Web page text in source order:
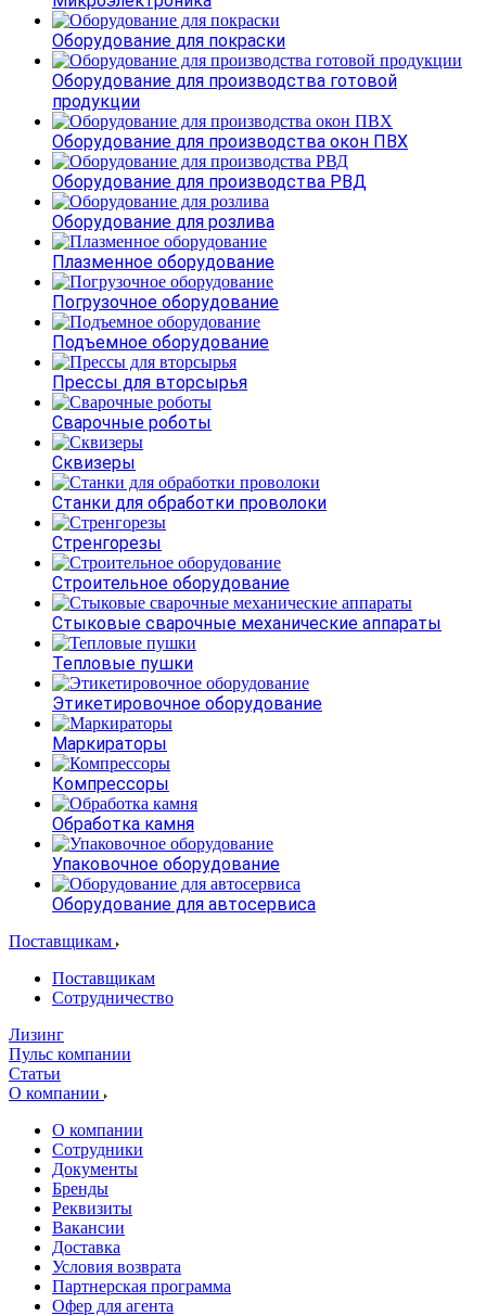
Оборудование для покраски
Оборудование для производства готовой
продукции
Оборудование для производства окон ПВХ
Оборудование для производства РВД
Оборудование для розлива
Плазменное оборудование
Погрузочное оборудование
Подъемное оборудование
Прессы для вторсырья
Сварочные роботы
Сквизеры
Станки для обработки проволоки
Стренгорезы
Строительное оборудование
Стыковые сварочные механические аппараты
Тепловые пушки
Этикетировочное оборудование
Маркираторы
Компрессоры
Обработка камня
Упаковочное оборудование
Оборудование для автосервиса
Поставщикам
Поставщикам
Сотрудничество
Лизинг
Пульс компании
Статьи
О компании
О компании
Сотрудники
Документы
Бренды
Реквизиты
Вакансии
Доставка
Условия возврата
Партнерская программа
Офер для агента